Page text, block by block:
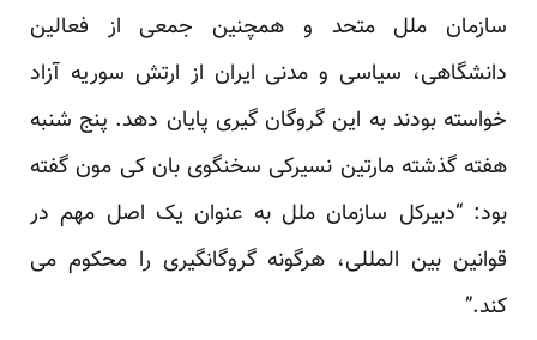
سازمان ملل متحد و همچنین جمعی از فعالین
دانشگاهی، سیاسی و مدنی ایران از ارتش سوریه آزاد
خواسته بودند به این گروگان گیری پایان دهد. پنج شنبه
هفته گذشته مارتین نسیرکی سخنگوی بان کی مون گفته
بود: “دبیرکل سازمان ملل به عنوان یک اصل مهم در
قوانین بین المللی، هرگونه گروگانگیری را محکوم می
کند.”